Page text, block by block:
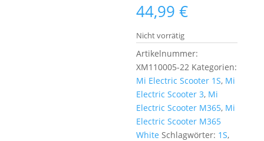
44,99€
Nicht vorrätig
Artikelnummer:
XM110005-22 Kategorien:
Mi Electric Scooter 1S, Mi
Electric Scooter 3, Mi
Electric Scooter M365, Mi
Electric Scooter M365
White Schlagwörter: 1S,